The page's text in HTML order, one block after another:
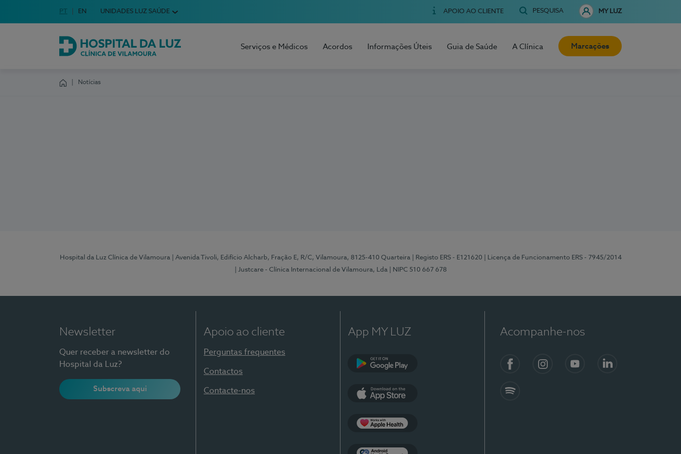
Escolha o seu idioma
Idioma em Português
PT English Language
EN UNIDADES LUZ SAÚDE APOIO AO CLIENTE PESQUISA MY LUZ
Hospital da Luz Clínica de Vilamoura
Serviços e Médicos Acordos Informações Úteis Guia de Saúde A Clínica Marcações
Notícias
Hospital da Luz Clínica de Vilamoura | Avenida Tivoli, Edifício Alcharb, Fração E, R/C, Vilamoura, 8125-410 Quarteira | Registo ERS - E121620
| Licença de Funcionamento ERS - 7945/2014
| Justcare - Clínica Internacional de Vilamoura, Lda
| NIPC 510 667 678
Newsletter
Quer receber a newsletter do
Hospital da Luz?
Subscreva aqui
Apoio ao cliente
Perguntas frequentes
Contactos
Contacte-nos
App MY LUZ Acompanhe-nos